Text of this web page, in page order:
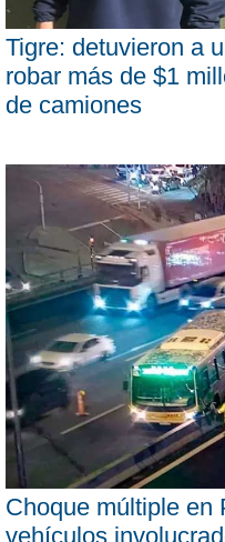
Tigre: detuvieron a
robar más de $1
de camiones
Choque múltiple en
vehículos